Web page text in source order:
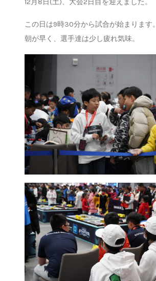
12月8日(土)、大会2日目を迎えました。
この日は9時30分から試合が始まります。
朝が早く、選手達は少し疲れ気味。